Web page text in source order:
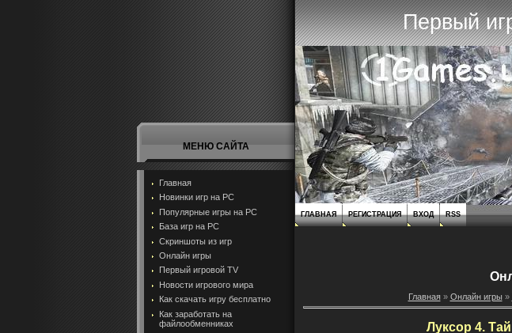
МЕНЮ САЙТА
Главная
Новинки игр на PC
Популярные игры на PC
База игр на РС
Скриншоты из игр
Онлайн игры
Первый игровой TV
Новости игрового мира
Как скачать игру бесплатно
Как заработать на
файлообменниках
Первый
ГЛАВНАЯ РЕГИСТРАЦИЯ ВХОД RSS
Главная» Онлайн игры »
Луксор 4.